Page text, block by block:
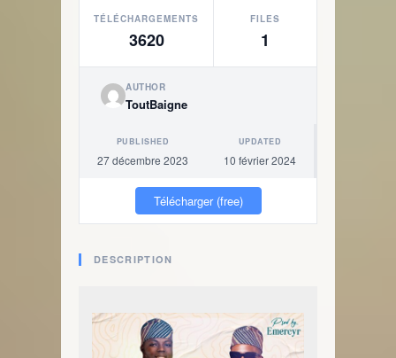
TÉLÉCHARGEMENTS
3620
FILES
1
AUTHOR
ToutBaigne
PUBLISHED
27 décembre 2023
UPDATED
10 février 2024
Télécharger (free)
DESCRIPTION